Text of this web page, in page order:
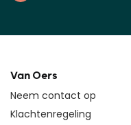
Van Oers
Neem contact op
Klachtenregeling